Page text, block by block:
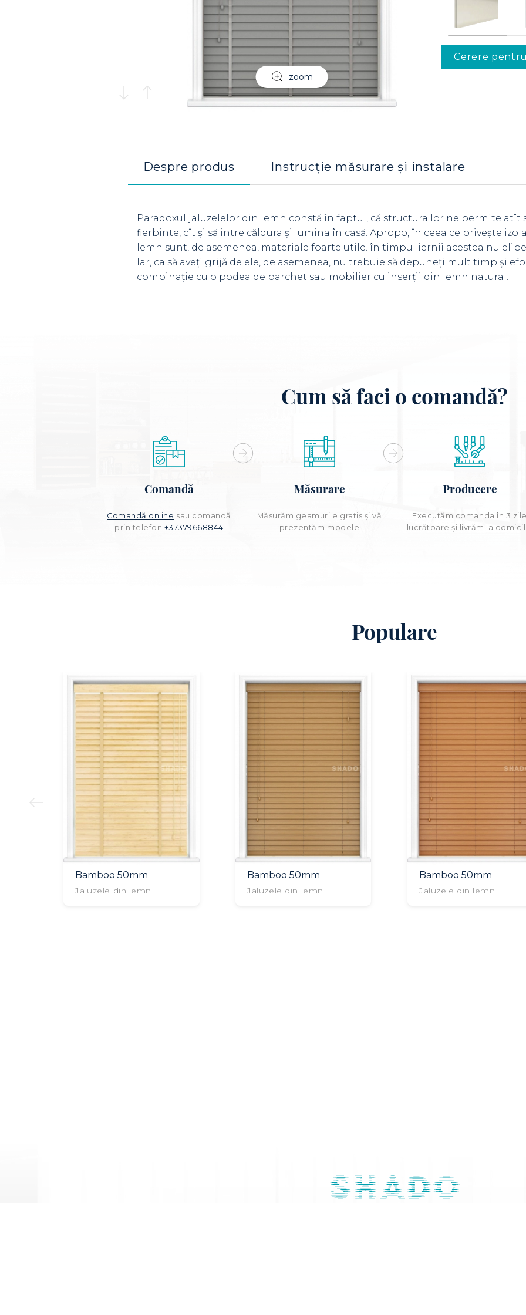
zoom
Cerere
Despre produs Instrucție măsurare și instalare
Paradoxul jaluzelelor din lemn constă în faptul, că structura lor ne permite atît
fierbinte, cît şi să intre căldura și lumina în casă. Apropo, în ceea ce priveşte
lemn sunt, de asemenea, materiale foarte utile. în timpul iernii acestea nu
Iar, ca să aveţi grijă de ele, de asemenea, nu trebuie să depuneţi mult timp și
combinaţie cu o podea de parchet sau mobilier cu inserţii din lemn natural.
Cum să faci o comandă?
Comandă
Comandă online sau comandă
prin telefon +37379668844
Măsurare
Măsurăm geamurile gratis și vă
prezentăm modele
Producere
Executăm comanda în 3 zile
lucrătoare şi livrăm la
Populare
Bamboo 50mm
Jaluzele din lemn
Bamboo 50mm
Jaluzele din lemn
Bamboo 50mm
Jaluzele din lemn